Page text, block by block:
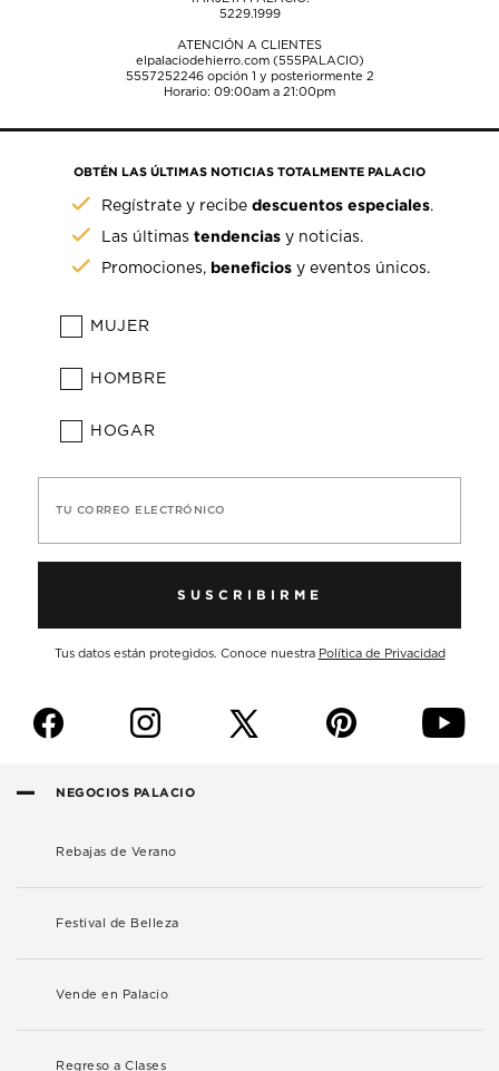
5229.1999
ATENCIÓN A CLIENTES
elpalaciodehierro.com (555PALACIO)
5557252246opción 1 y posteriormente 2
Horario: 09:00am a 21:00pm
OBTÉN LAS ÚLTIMAS NOTICIAS TOTALMENTE PALACIO
Regístrate y recibedescuentos especiales.
Las últimastendencias y noticias.
Promociones, beneficios y eventos únicos.
MUJER
HOMBRE
HOGAR
TU CORREO ELECTRÓNICO
SUSCRIBIRME
Tus datos están protegidos. Conoce nuestra Política de Privacidad
f i p y
NEGOCIOS PALACIO
Rebajas de Verano
Festival de Belleza
Vende en Palacio
Regreso a Clases